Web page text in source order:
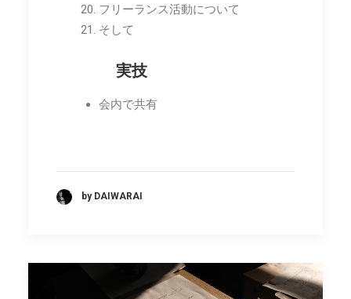
フリーランス活動について
そして
実技
会内で共有
by DAIWARAI